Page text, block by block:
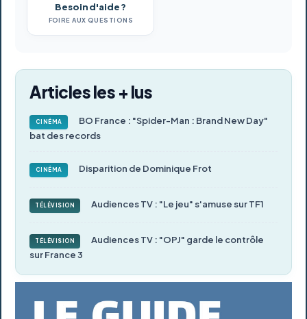
Besoin d'aide ?
FOIRE AUX QUESTIONS
Articles les + lus
CINÉMA
BO France : "Spider-Man : Brand New Day"
bat des records
CINÉMA Disparition de Dominique Frot
TÉLÉVISION Audiences TV : "Le jeu" s'amuse sur TF1
TÉLÉVISION
Audiences TV : "OPJ" garde le contrôle
sur France 3